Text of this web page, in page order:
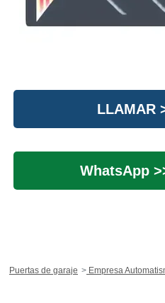
LLAMAR
WhatsApp
Puertas de garaje Empresa